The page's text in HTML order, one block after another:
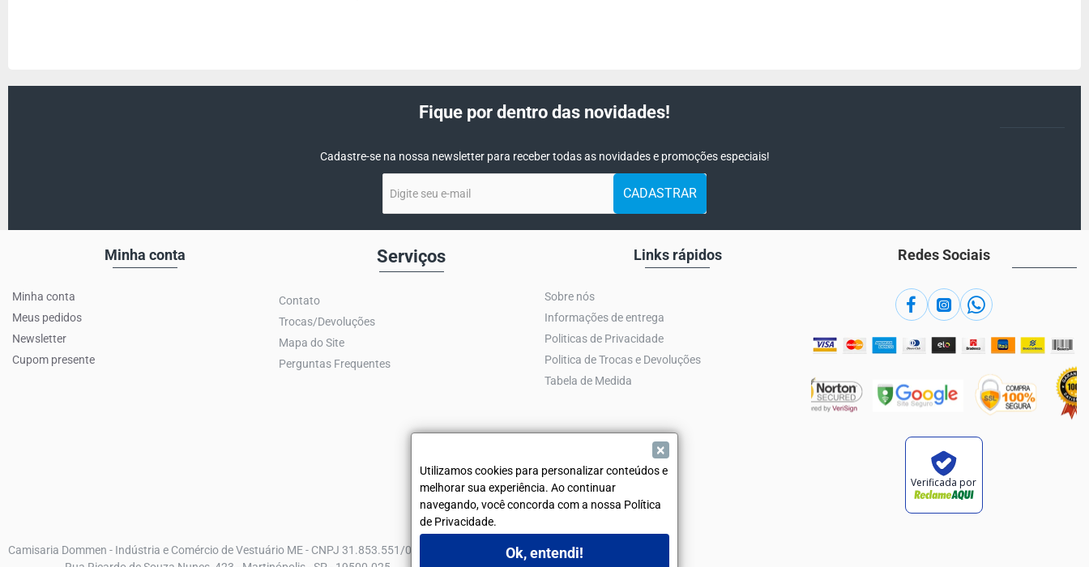
×
Utilizamos cookies para personalizar conteúdos e
melhorar sua experiência. Ao continuar
navegando, você concorda com a nossa Política
de Privacidade.
Ok, entendi!
Fique por dentro das novidades!
Cadastre-se na nossa newsletter para receber todas as novidades e promoções especiais!
seu
e-
mail
CADASTRAR
Minha conta
Minha conta
Meus pedidos
Newsletter
Cupom presente
Serviços
Contato
Trocas/Devoluções
Mapa do Site
Perguntas Frequentes
Links rápidos
Sobre nós
Informações de entrega
Politicas de Privacidade
Politica de Trocas e Devoluções
Tabela de Medida
Redes Sociais
Verificada por
Camisaria Dommen - Indústria e Comércio de Vestuário ME - CNPJ 31.853.551/0001-21